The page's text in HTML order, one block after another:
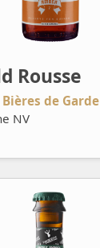
Rousse
de Garde
NV